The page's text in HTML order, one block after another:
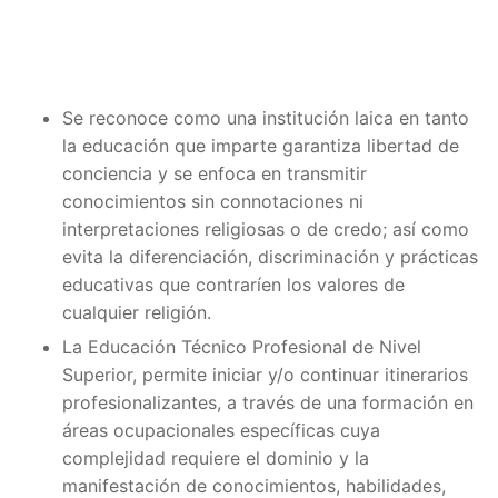
Se reconoce como una institución laica en tanto
la educación que imparte garantiza libertad de
conciencia y se enfoca en transmitir
conocimientos sin connotaciones ni
interpretaciones religiosas o de credo; así como
evita la diferenciación, discriminación y prácticas
educativas que contraríen los valores de
cualquier religión.
La Educación Técnico Profesional de Nivel
Superior, permite iniciar y/o continuar itinerarios
profesionalizantes, a través de una formación en
áreas ocupacionales específicas cuya
complejidad requiere el dominio y la
manifestación de conocimientos, habilidades,